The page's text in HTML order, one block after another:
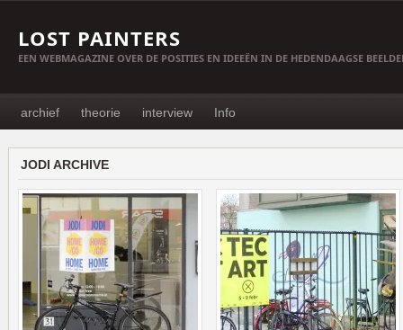
LOST PAINTERS
EEN WEBMAGAZINE OVER DE POSITIES EN IDEEËN IN DE HEDENDAAGSE
archief theorie interview Info
JODI ARCHIVE